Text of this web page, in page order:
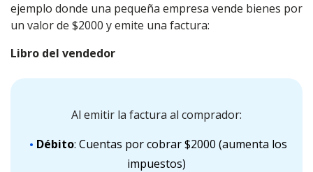
ejemplo donde una pequeña empresa vende bienes por
un valor de $2000 y emite una factura:
Libro del vendedor
Al emitir la factura al comprador:
Débito: Cuentas por cobrar $2000 (aumenta los
impuestos)